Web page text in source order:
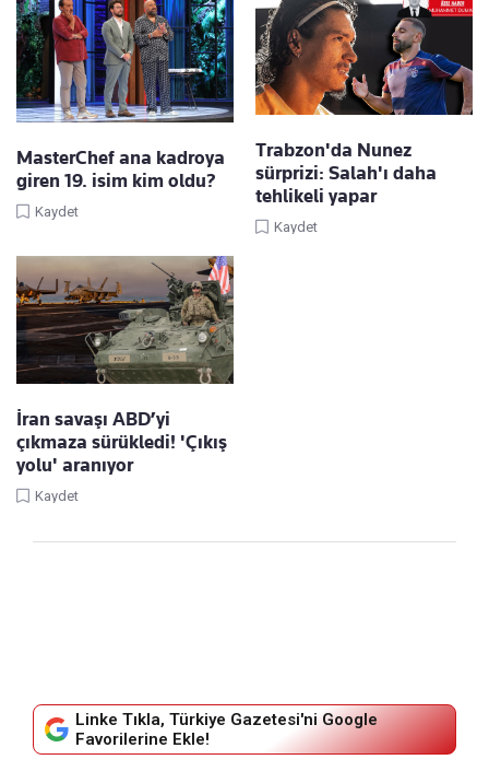
MasterChef ana kadroya
giren 19. isim kim oldu?
Kaydet
Trabzon'da Nunez
sürprizi: Salah'ı daha
tehlikeli yapar
Kaydet
İran savaşı ABD’yi
çıkmaza sürükledi! 'Çıkış
yolu' aranıyor
Kaydet
Linke Tıkla, Türkiye Gazetesi'ni Google
Favorilerine Ekle!